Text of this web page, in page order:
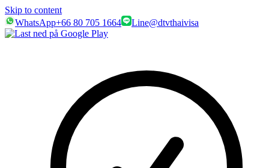
Skip to content
WhatsApp+66 80 705 1664 Line@dtvthaivisa